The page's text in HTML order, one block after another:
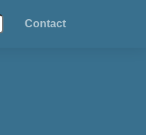
Contact